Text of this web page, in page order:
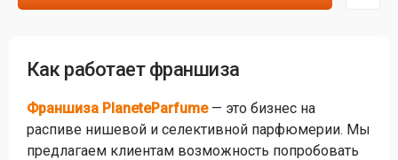
Как работает франшиза
Франшиза PlaneteParfume— это бизнес на
распиве нишевой и селективной парфюмерии. Мы
предлагаем клиентам возможность попробовать